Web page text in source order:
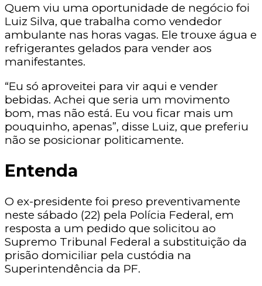
Quem viu uma oportunidade de negócio foi
Luiz Silva, que trabalha como vendedor
ambulante nas horas vagas. Ele trouxe água e
refrigerantes gelados para vender aos
manifestantes.
“Eu só aproveitei para vir aqui e vender
bebidas. Achei que seria um movimento
bom, mas não está. Eu vou ficar mais um
pouquinho, apenas”, disse Luiz, que preferiu
não se posicionar politicamente.
Entenda
O ex-presidente foi preso preventivamente
neste sábado (22) pela Polícia Federal, em
resposta a um pedido que solicitou ao
Supremo Tribunal Federal a substituição da
prisão domiciliar pela custódia na
Superintendência da PF.